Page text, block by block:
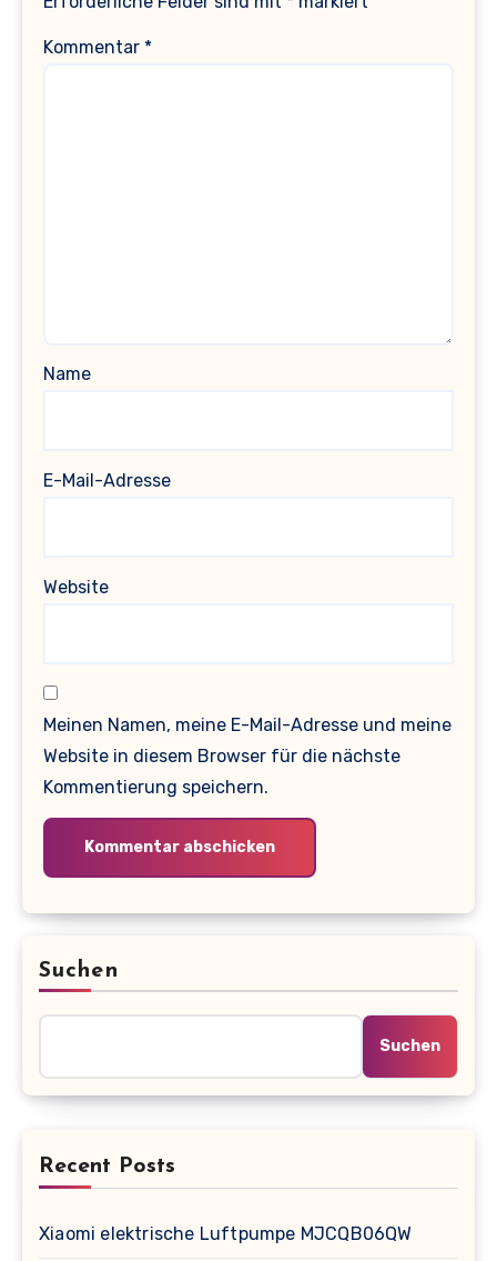
Kommentar *
Name
E-Mail-Adresse
Website
Meinen Namen, meine E-Mail-Adresse und meine
Website in diesem Browser für die nächste
Kommentierung speichern.
Suchen
Suchen
Recent Posts
Xiaomi elektrische Luftpumpe MJCQB06QW